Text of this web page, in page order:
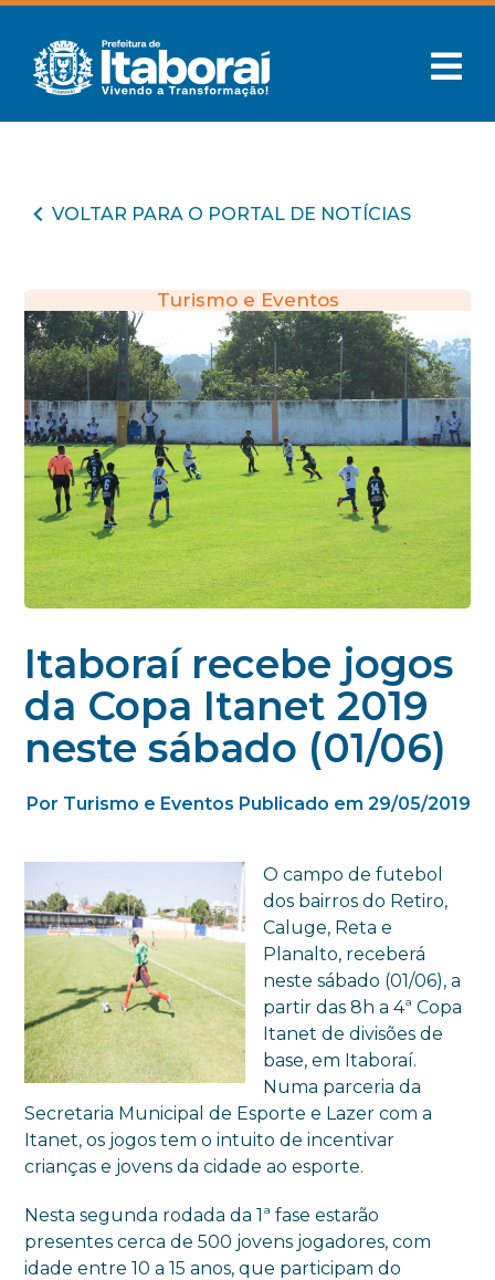
VOLTAR PARA O PORTAL DE NOTÍCIAS
Turismo e Eventos
Itaboraí recebe jogos
da Copa Itanet 2019
neste sábado (01/06)
Por Turismo e Eventos Publicado em 29/05/2019
O campo de futebol
dos bairros do Retiro,
Caluge, Reta e
Planalto, receberá
neste sábado (01/06), a
partir das 8h a 4ª Copa
Itanet de divisões de
base, em Itaboraí.
Numa parceria da
Secretaria Municipal de Esporte e Lazer com a
Itanet, os jogos tem o intuito de incentivar
crianças e jovens da cidade ao esporte.
Nesta segunda rodada da 1ª fase estarão
presentes cerca de 500 jovens jogadores, com
idade entre 10 a 15 anos, que participam do